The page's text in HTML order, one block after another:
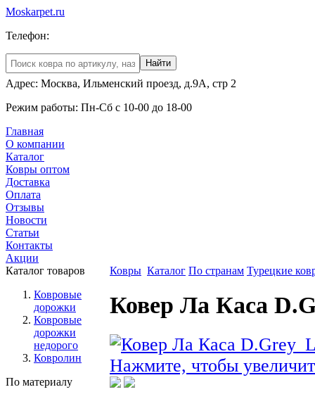
Moskarpet.ru
Телефон:
Менеджер:
Адрес: Москва, Ильменский проезд, д.9А, стр 2
Режим работы: Пн-Сб с 10-00 до 18-00
Главная
О компании
Каталог
Ковры оптом
Доставка
Оплата
Отзывы
Новости
Статьи
Контакты
Акции
Каталог товаров
Ковровые
дорожки
Ковровые
дорожки
недорого
Ковролин
По материалу
Ковры Каталог По странам Турецкие
Ковер Ла Каса
Нажмите, чтобы